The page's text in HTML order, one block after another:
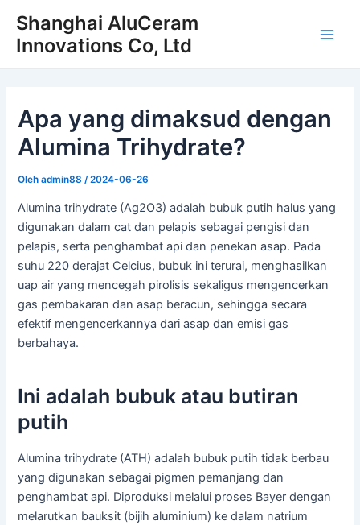
konten
Shanghai AluCeram
Innovations Co, Ltd
Apa yang dimaksud dengan
Alumina Trihydrate?
Olehadmin88/2024-06-26
Alumina trihydrate (Ag2O3) adalah bubuk putih halus yang
digunakan dalam cat dan pelapis sebagai pengisi dan
pelapis, serta penghambat api dan penekan asap. Pada
suhu 220 derajat Celcius, bubuk ini terurai, menghasilkan
uap air yang mencegah pirolisis sekaligus mengencerkan
gas pembakaran dan asap beracun, sehingga secara
efektif mengencerkannya dari asap dan emisi gas
berbahaya.
Ini adalah bubuk atau butiran
putih
Alumina trihydrate (ATH) adalah bubuk putih tidak berbau
yang digunakan sebagai pigmen pemanjang dan
penghambat api. Diproduksi melalui proses Bayer dengan
melarutkan bauksit (bijih aluminium) ke dalam natrium